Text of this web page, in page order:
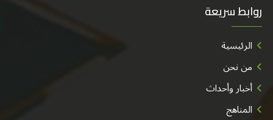
روابط سريعة
الرئيسية
من نحن
أخبار وأحداث
المناهج